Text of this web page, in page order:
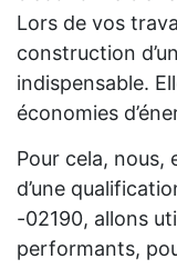
Lors de vos
construction
indispensable.
économies
Pour cela, nous,
d’une
-02190, allons
performants,